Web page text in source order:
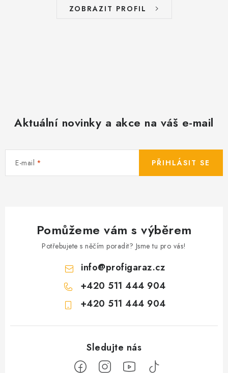
ZOBRAZIT PROFIL
Aktuální novinky a akce na váš e-mail
E-mail PŘIHLÁSIT SE
Pomůžeme vám s výběrem
Potřebujete s něčím poradit? Jsme tu pro vás!
info@profigaraz.cz
+420 511 444 904
+420 511 444 904